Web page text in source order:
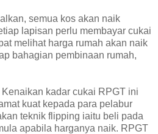
semua kos akan naik
lapisan perlu membayar cukai
melihat harga rumah akan naik
bahagian pembinaan rumah,
kadar cukai RPGT ini
kuat kepada para pelabur
teknik flipping iaitu beli pada
apabila harganya naik. RPGT